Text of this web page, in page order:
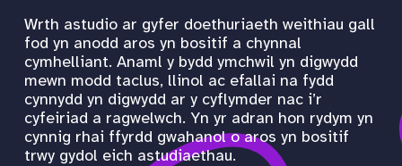
Wrth astudio ar gyfer doethuriaeth weithiau gall
fod yn anodd aros yn bositif a chynnal
cymhelliant. Anaml y bydd ymchwil yn digwydd
mewn modd taclus, llinol ac efallai na fydd
cynnydd yn digwydd ar y cyflymder nac i’r
cyfeiriad a ragwelwch. Yn yr adran hon rydym yn
cynnig rhai ffyrdd gwahanol o aros yn bositif
trwy gydol eich astudiaethau.